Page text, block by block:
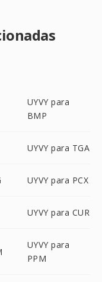
UYVY para
BMP
UYVY para TGA
UYVY para PCX
UYVY para CUR
UYVY para
PPM